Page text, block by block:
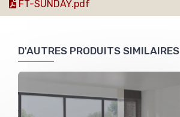
FT-SUNDAY.pdf
D'AUTRES PRODUITS SIMILAIRES